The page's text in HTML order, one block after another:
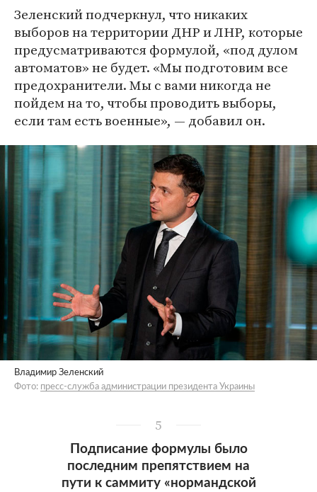
Зеленский подчеркнул, что никаких
выборов на территории ДНР и ЛНР, которые
предусматриваются формулой, «под дулом
автоматов» не будет. «Мы подготовим все
предохранители. Мы с вами никогда не
пойдем на то, чтобы проводить выборы,
если там есть военные», — добавил он.
Владимир Зеленский
Фото: пресс-служба администрации президента Украины
5
Подписание формулы было
последним препятствием на
пути к саммиту «нормандской